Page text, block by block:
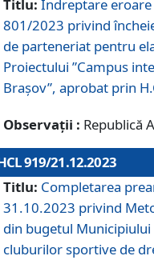
Titlu: Îndreptare eroare
801/2023 privind
de parteneriat pentru
Proiectului ”Campus
Brașov”, aprobat prin
Observații : Republică
919/21.12.2023
Titlu: Completarea
31.10.2023 privind
din bugetul
cluburilor sportive de